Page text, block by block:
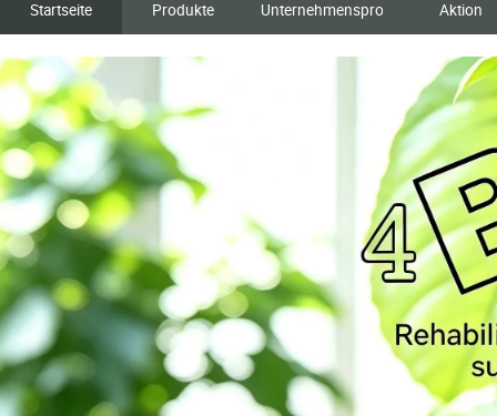
Startseite Produkte Unternehmensprofil Aktion